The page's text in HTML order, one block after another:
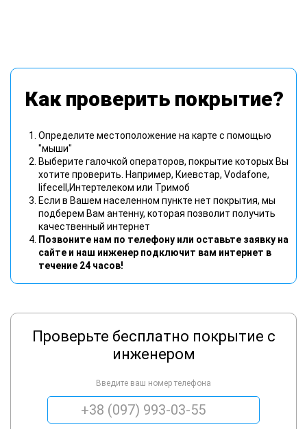
Как проверить покрытие?
Определите местоположение на карте с помощью
"мыши"
Выберите галочкой операторов, покрытие которых Вы
хотите проверить. Например, Киевстар, Vodafone,
lifecell,Интертелеком или Тримоб
Если в Вашем населенном пункте нет покрытия, мы
подберем Вам антенну, которая позволит получить
качественный интернет
Позвоните нам по телефону или оставьте заявку на
сайте и наш инженер подключит вам интернет в
течение 24 часов!
Проверьте бесплатно покрытие с
инженером
Введите ваш номер телефона